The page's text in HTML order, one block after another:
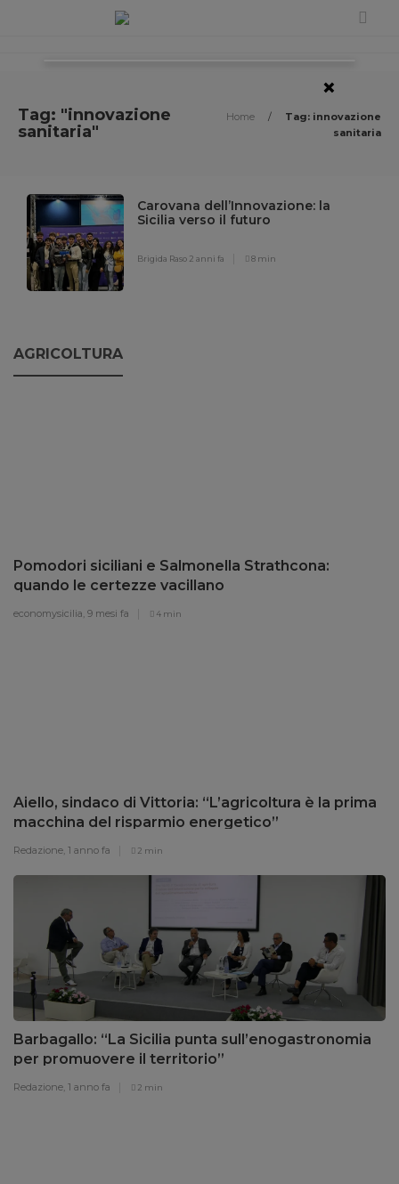
Tag: "innovazione
sanitaria"
Home /
Tag: innovazione
sanitaria
Carovana dell’Innovazione: la
Sicilia verso il futuro
Brigida Raso 2 anni fa 8 min
AGRICOLTURA
Pomodori siciliani e Salmonella Strathcona:
quando le certezze vacillano
economysicilia, 9 mesi fa 4 min
Aiello, sindaco di Vittoria: “L’agricoltura è la prima
macchina del risparmio energetico”
Redazione, 1 anno fa 2 min
Barbagallo: “La Sicilia punta sull’enogastronomia
per promuovere il territorio”
Redazione, 1 anno fa 2 min
×